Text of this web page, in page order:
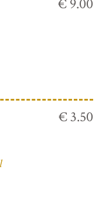
€ 9.00
€ 3.50